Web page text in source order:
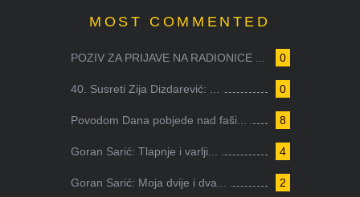
MOST COMMENTED
0
POZIV ZA PRIJAVE NA RADIONICE ...
0
40. Susreti Zija Dizdarević: ...
8
Povodom Dana pobjede nad faši...
4
Goran Sarić: Tlapnje i varlji...
2
Goran Sarić: Moja dvije i dva...